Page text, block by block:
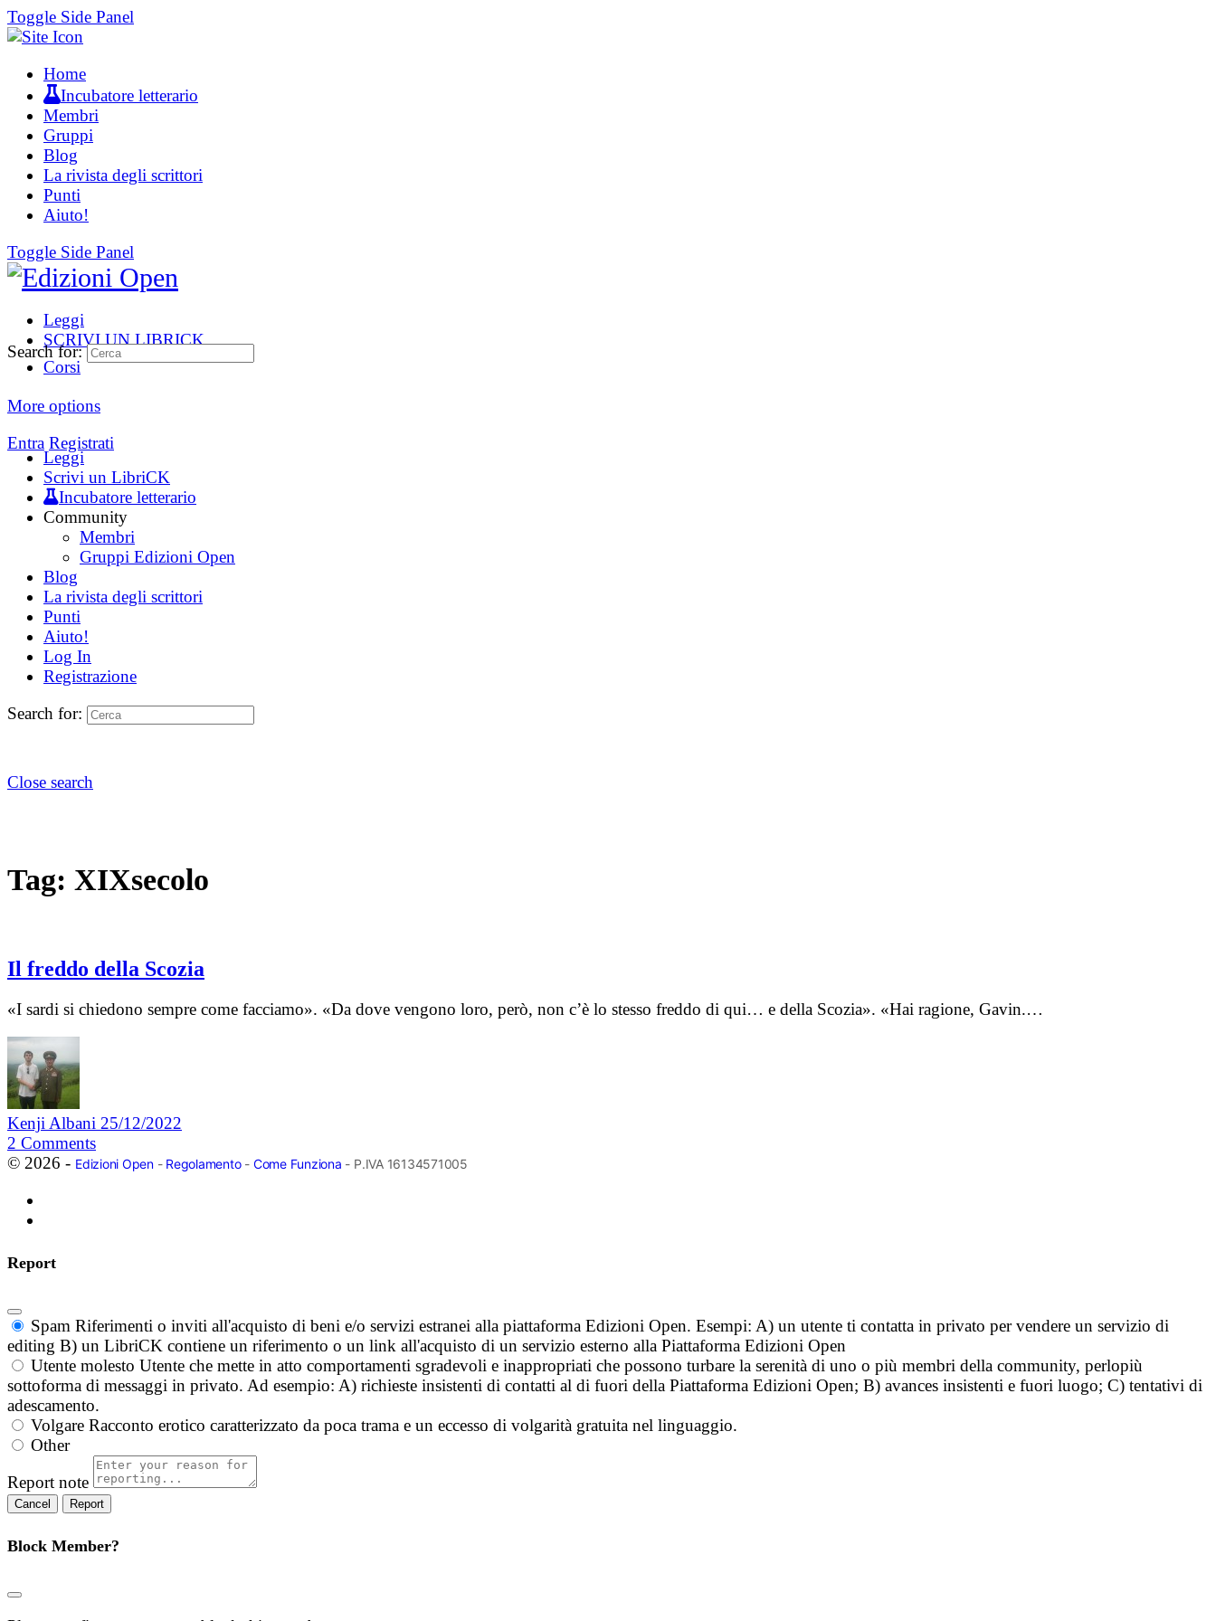
Toggle Side Panel
Home
Incubatore letterario
Membri
Gruppi
Blog
La rivista degli scrittori
Punti
Aiuto!
Toggle Side Panel
Leggi
SCRIVI UN LIBRICK
Corsi
More options
Entra Registrati
Search for:
Leggi
Scrivi un LibriCK
Incubatore letterario
Community
Membri
Gruppi Edizioni Open
Blog
La rivista degli scrittori
Punti
Aiuto!
Log In
Registrazione
Search for:
Close search
Tag: XIXsecolo
Il freddo della Scozia
«I sardi si chiedono sempre come facciamo». «Da dove vengono loro, però, non c’è lo stesso freddo di qui… e della Scozia». «Hai ragione, Gavin.…
Kenji Albani 25/12/2022
2 Comments
© 2026 - Edizioni Open- Regolamento- Come Funziona - P.IVA 16134571005
Report
Spam Riferimenti o inviti all'acquisto di beni e/o servizi estranei alla piattaforma Edizioni Open. Esempi: A) un utente ti contatta in privato per vendere un servizio di
editing B) un LibriCK contiene un riferimento o un link all'acquisto di un servizio esterno alla Piattaforma Edizioni Open
Utente molesto Utente che mette in atto comportamenti sgradevoli e inappropriati che possono turbare la serenità di uno o più membri della community, perlopiù
sottoforma di messaggi in privato. Ad esempio: A) richieste insistenti di contatti al di fuori della Piattaforma Edizioni Open; B) avances insistenti e fuori luogo; C) tentativi di
adescamento.
Volgare Racconto erotico caratterizzato da poca trama e un eccesso di volgarità gratuita nel linguaggio.
Other
Report note
Report
Block Member?